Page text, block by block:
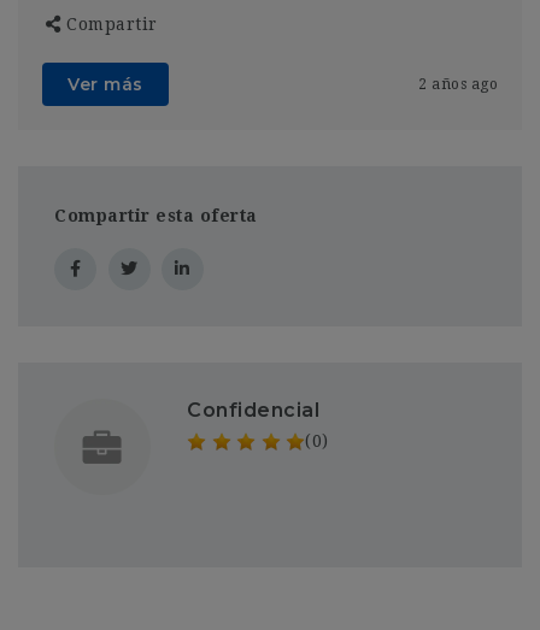
Compartir
Ver más 2 años ago
Compartir esta oferta
Confidencial
(0)